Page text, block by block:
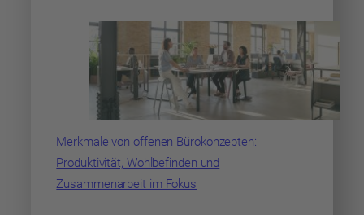
Merkmale von offenen Bürokonzepten:
Produktivität, Wohlbefinden und
Zusammenarbeit im Fokus